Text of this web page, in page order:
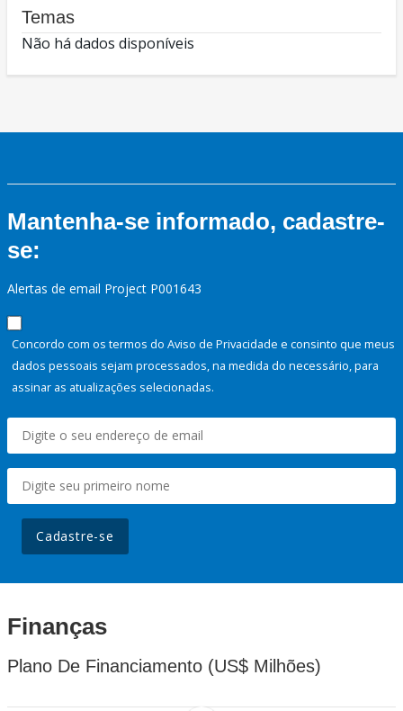
Temas
Não há dados disponíveis
Mantenha-se informado, cadastre-
se:
Alertas de email Project P001643
Concordo com os termos do Aviso de Privacidade e consinto que meus
dados pessoais sejam processados, na medida do necessário, para
assinar as atualizações selecionadas.
Cadastre-se
Finanças
Plano De Financiamento (US$ Milhões)